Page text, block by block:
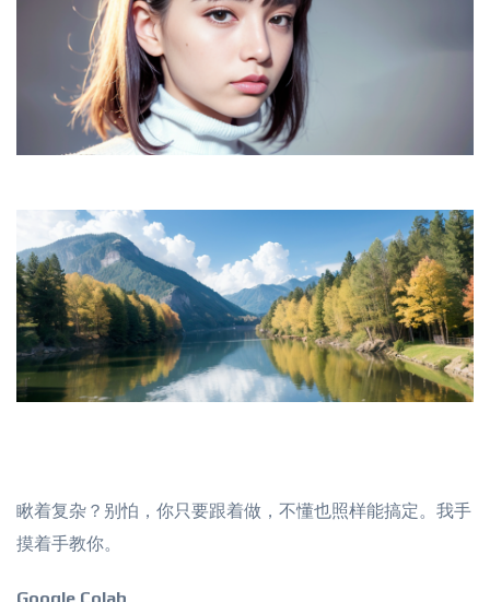
瞅着复杂？别怕，你只要跟着做，不懂也照样能搞定。我手
摸着手教你。
Google Colab